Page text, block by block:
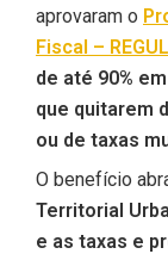
aprovaram o
Fiscal –
de até 90%
que quitarem
ou de taxas
O benefício
Territorial
e as taxas e